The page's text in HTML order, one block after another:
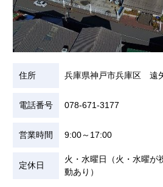
住所 兵庫県神戸市兵庫区 遠
電話番号 078-671-3177
営業時間 9:00～17:00
定休日
火・水曜日（火・水曜が
動あり）